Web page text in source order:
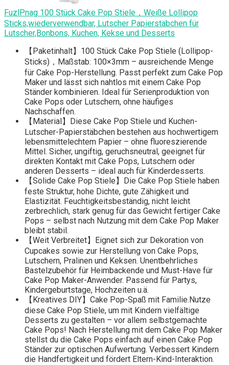
FuzlPnag 100 Stück Cake Pop Stiele，Weiße Lollipop
Sticks,wiederverwendbar, Lutscher Papierstäbchen für
Lutscher,Bonbons, Kuchen, Kekse und Desserts
【Paketinhalt】100 Stück Cake Pop Stiele (Lollipop-
Sticks)，Maßstab: 100×3mm – ausreichende Menge
für Cake Pop-Herstellung. Passt perfekt zum Cake Pop
Maker und lässt sich nahtlos mit einem Cake Pop
Ständer kombinieren. Ideal für Serienproduktion von
Cake Pops oder Lutschern, ohne häufiges
Nachschaffen.
【Material】Diese Cake Pop Stiele und Kuchen-
Lutscher-Papierstäbchen bestehen aus hochwertigem
lebensmittelechtem Papier – ohne fluoreszierende
Mittel. Sicher, ungiftig, geruchsneutral, geeignet für
direkten Kontakt mit Cake Pops, Lutschern oder
anderen Desserts – ideal auch für Kinderdesserts.
【Solide Cake Pop Stiele】Die Cake Pop Stiele haben
feste Struktur, hohe Dichte, gute Zähigkeit und
Elastizität. Feuchtigkeitsbeständig, nicht leicht
zerbrechlich, stark genug für das Gewicht fertiger Cake
Pops – selbst nach Nutzung mit dem Cake Pop Maker
bleibt stabil.
【Weit Verbreitet】Eignet sich zur Dekoration von
Cupcakes sowie zur Herstellung von Cake Pops,
Lutschern, Pralinen und Keksen. Unentbehrliches
Bastelzubehör für Heimbackende und Must-Have für
Cake Pop Maker-Anwender. Passend für Partys,
Kindergeburtstage, Hochzeiten u.ä.
【Kreatives DIY】Cake Pop-Spaß mit Familie.Nutze
diese Cake Pop Stiele, um mit Kindern vielfältige
Desserts zu gestalten – vor allem selbstgemachte
Cake Pops! Nach Herstellung mit dem Cake Pop Maker
stellst du die Cake Pops einfach auf einen Cake Pop
Ständer zur optischen Aufwertung. Verbessert Kindern
die Handfertigkeit und fördert Eltern-Kind-Interaktion.